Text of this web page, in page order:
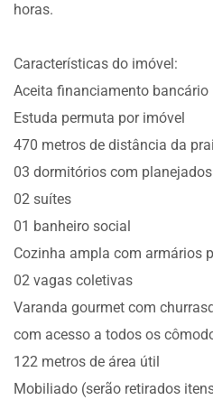
horas.
Características do imóvel:
Aceita financiamento bancário
Estuda permuta por imóvel
470 metros de distância da
03 dormitórios com planejados
02 suítes
01 banheiro social
Cozinha ampla com armários
02 vagas coletivas
Varanda gourmet com
com acesso a todos os
122 metros de área útil
Mobiliado (serão retirados